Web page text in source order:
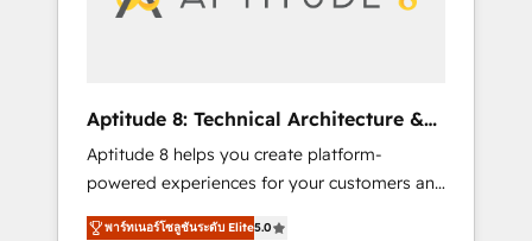
grandes expertises sont : ➤ L’intégration de
synchronisation API, audit et maintenance) ➤
La création de sites internet de conversion
qui transforment les visiteurs en
opportunités d'affaires ➤ La mise en place
Aptitude 8: Technical Architecture &
Deployment
Aptitude 8 helps you create platform-
powered experiences for your customers and
teams. We build multi-hub solutions and
พาร์ทเนอร์โซลูชันระดับ Elite5.0